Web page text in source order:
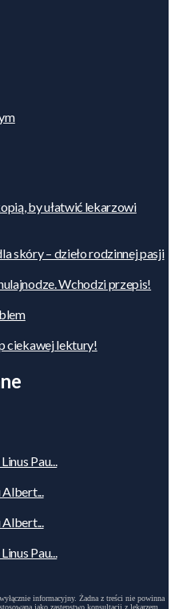
by ułatwić lekarzowi
skóry – dzieło rodzinnej pasji
Wchodzi przepis!
ciekawej lektury!
Pau...
Pau...
informacyjny. Żadna z treści nie powinna